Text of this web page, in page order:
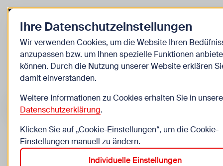
Zurück zur Startseite
Kinder
Veranstaltungen
Suche im Bereich “Kinder”
Suchen
Veranstaltungen in Wien im Bereich “Kinder”
Ihre Datenschutzeinstellungen
Wir verwenden Cookies, um die Website Ihren
anzupassen bzw. um Ihnen spezielle Funktionen
können. Durch die Nutzung unserer Website erklären
damit einverstanden.
Weitere Informationen zu Cookies erhalten Sie in
Datenschutzerklärung.
Klicken Sie auf „Cookie-Einstellungen“, um die Cookie-
Einstellungen manuell zu ändern.
Individuelle Einstellungen